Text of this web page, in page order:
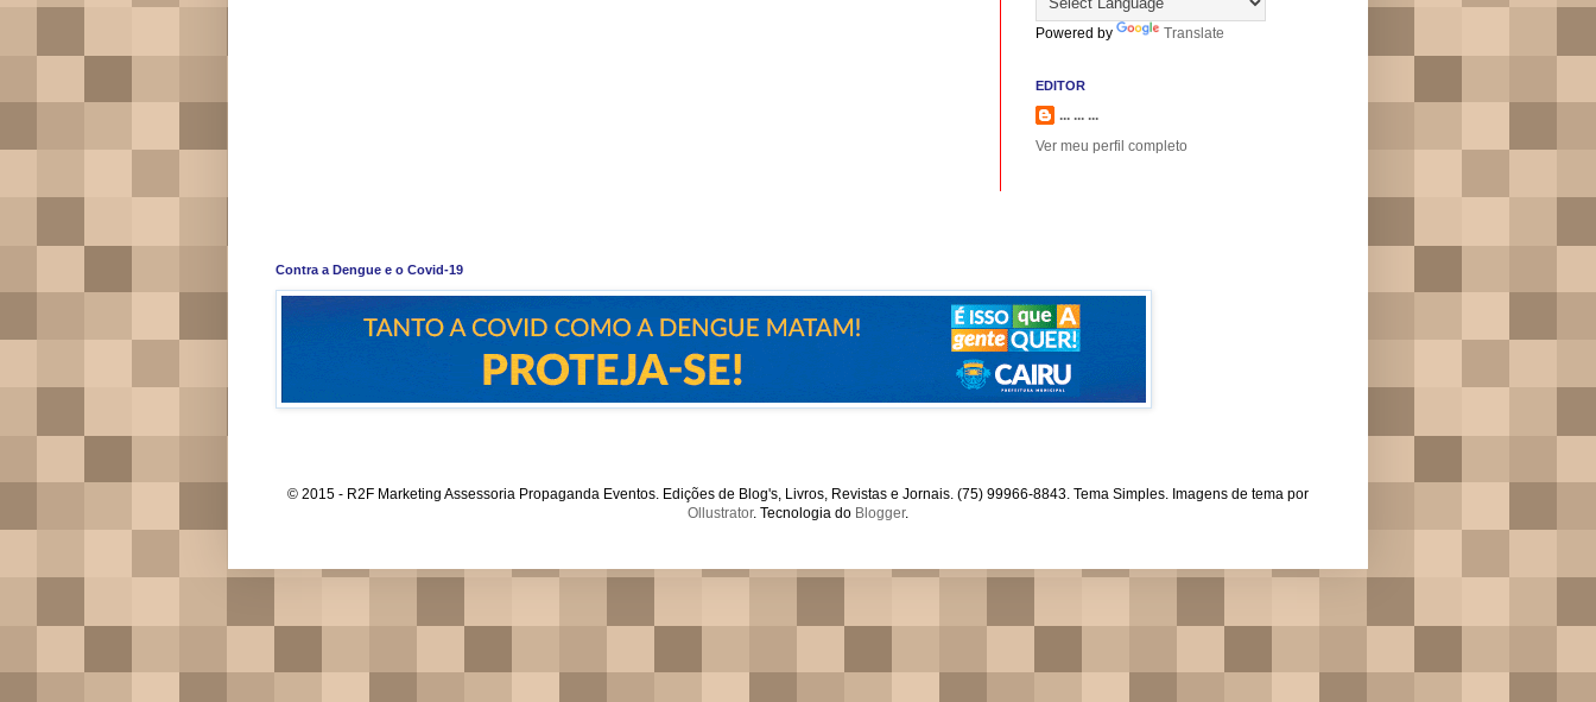
Powered by Translate
EDITOR
... ... ...
Ver meu perfil completo
Contra a Dengue e o Covid-19
© 2015 - R2F Marketing Assessoria Propaganda Eventos. Edições de Blog's, Livros, Revistas e Jornais. (75) 99966-8843. Tema Simples. Imagens de tema por
Ollustrator. Tecnologia do Blogger.